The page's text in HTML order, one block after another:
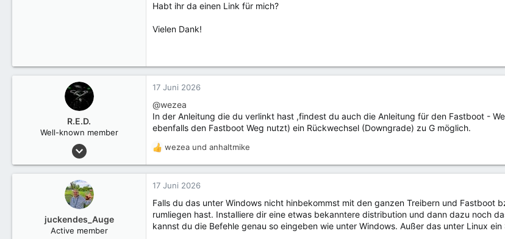
Habt ihr da einen Link für mich?
Vielen Dank!
R.E.D.
Well-known member
15 Januar 2025
17 Juni 2026
@wezea
In der Anleitung die du verlinkt hast ,findest du auch die Anleitung für den Fastboot -
ebenfalls den Fastboot Weg nutzt) ein Rückwechsel (Downgrade) zu G möglich.
R
e
a
k
i
o
n
wezea und anhaltmike
juckendes_Auge
Active member
17 Juni 2026
Falls du das unter Windows nicht hinbekommst mit den ganzen Treibern und Fastboot
rumliegen hast. Installiere dir eine etwas bekanntere distribution und dann dazu noch
kannst du die Befehle genau so eingeben wie unter Windows. Außer das unter Linux